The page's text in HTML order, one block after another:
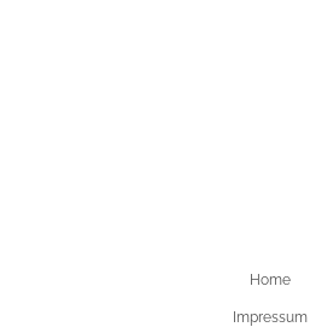
Home
Impressum